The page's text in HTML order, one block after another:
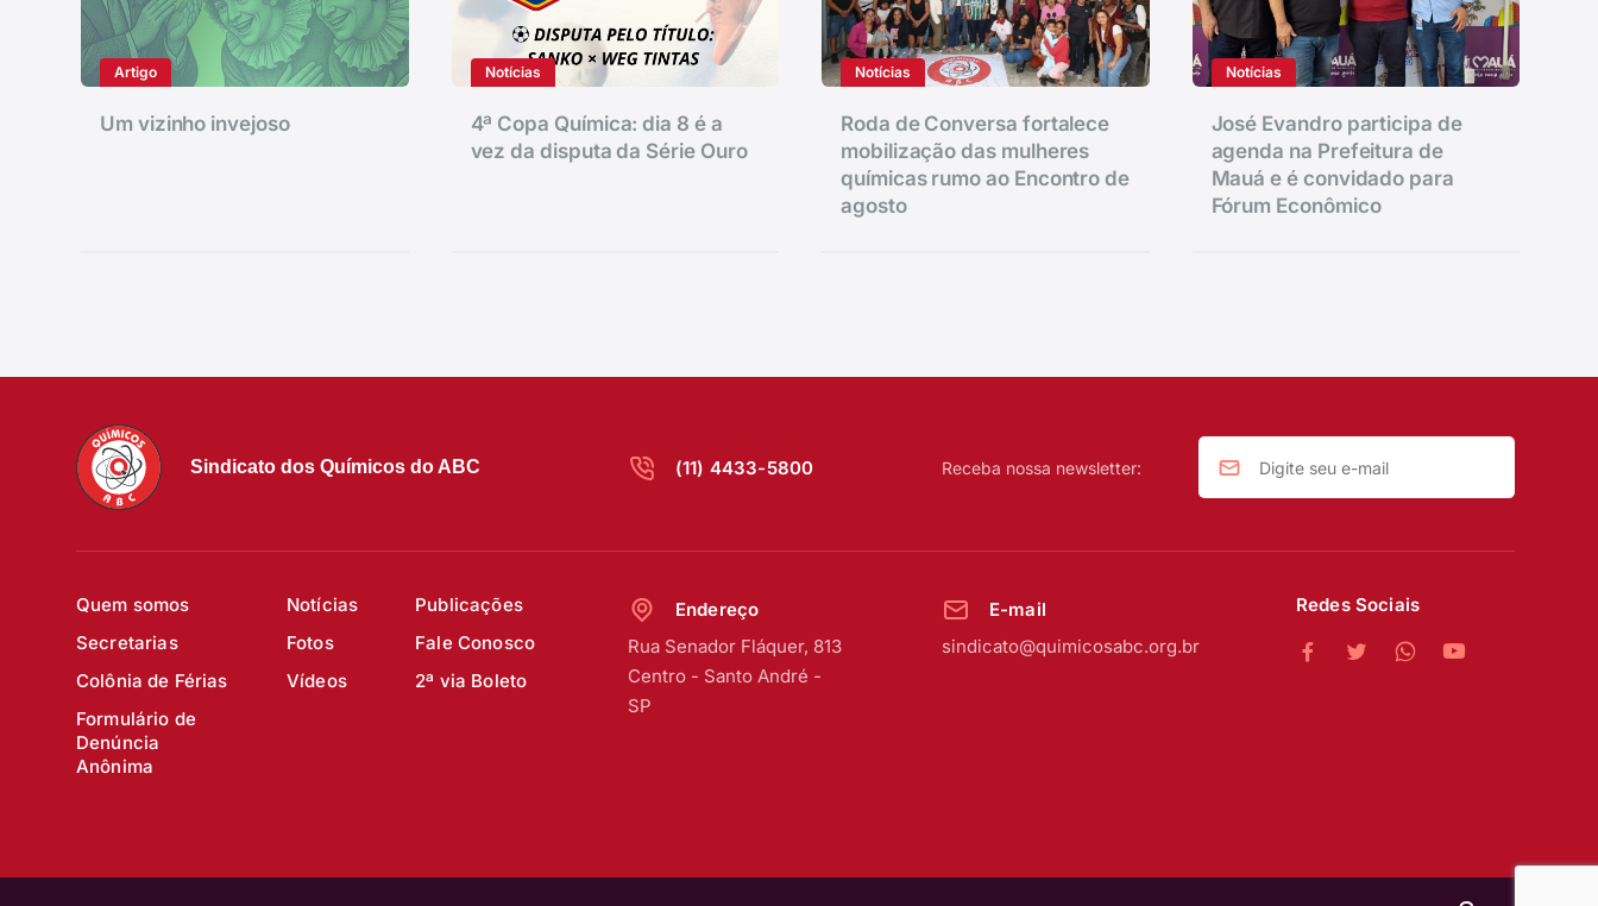
Artigo
Um vizinho invejoso
Notícias
4ª Copa Química: dia 8 é a
vez da disputa da Série Ouro
Notícias
Roda de Conversa fortalece
mobilização das mulheres
químicas rumo ao Encontro de
agosto
Notícias
José Evandro participa de
agenda na Prefeitura de
Mauá e é convidado para
Fórum Econômico
Sindicato dos Químicos do ABC (11) 4433-5800 Receba nossa newsletter:
Quem somos Notícias
Publicações
Secretarias
Fotos
Fale Conosco
Colônia de Férias
Vídeos
2ª via Boleto
Formulário de
Denúncia
Anônima
Endereço
Rua Senador Fláquer, 813
Centro - Santo André -
SP
E-mail
sindicato@quimicosabc.org.br
Redes Sociais